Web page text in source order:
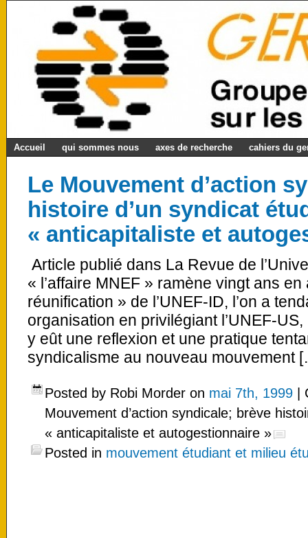
Accueil qui sommes nous axes de recherche cahiers du
Le Mouvement d’action
histoire d’un syndicat
« anticapitaliste et
Article publié dans La Revue de
« l’affaire MNEF » ramène vingt ans
réunification » de l’UNEF-ID, l’on a
organisation en privilégiant l’UNEF-
y eût une reflexion et une pratique
syndicalisme au nouveau mouvement
Posted by Robi Morder on mai 7th, 1999
Mouvement d’action syndicale; brève
« anticapitaliste et autogestionnaire »
Posted in mouvement étudiant et milieu